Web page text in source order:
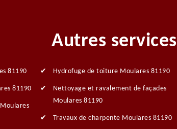
Autres services
81190
81190
Hydrofuge de toiture Moulares 81190
Nettoyage et ravalement de façades
Moulares 81190
Travaux de charpente Moulares 81190